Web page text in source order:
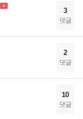
3
댓글
2
댓글
10
댓글